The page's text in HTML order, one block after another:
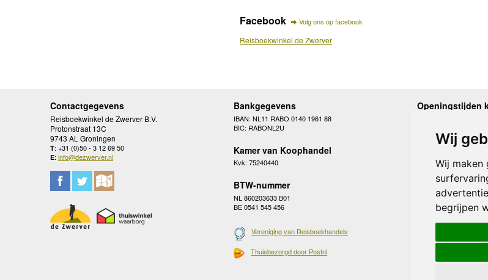
Wij
Wij maken
begrijpen
Facebook Volg ons op facebook
Reisboekwinkel de Zwerver
Contactgegevens
Reisboekwinkel de Zwerver B.V.
Protonstraat 13C
9743 AL Groningen
T: +31 (0)50 - 3 12 69 50
E: info@dezwerver.nl
Bankgegevens
IBAN: NL11 RABO 0140 1961 88
BIC: RABONL2U
Kamer van Koophandel
Kvk: 75240440
BTW-nummer
NL 860203633 B01
BE 0541 545 456
Vereniging van Reisboekhandels
Thuisbezorgd door Postnl
Openingstijden
Woensdag
Donderdag
Vrijdag
Zaterdag
Zondag